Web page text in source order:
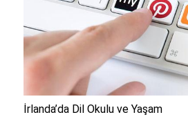
İrlanda’da Dil Okulu ve Yaşam